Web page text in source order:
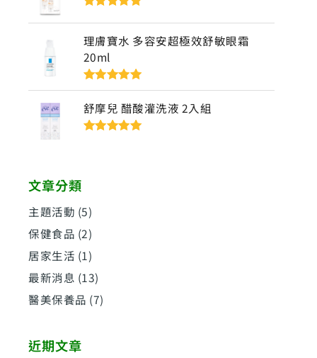
5
理膚寶水 多容安超極效舒敏眼霜
20ml
評分5滿分
5
舒摩兒 醋酸灌洗液 2入組
文章分類
主題活動 (5)
保健食品 (2)
居家生活 (1)
最新消息 (13)
醫美保養品 (7)
近期文章